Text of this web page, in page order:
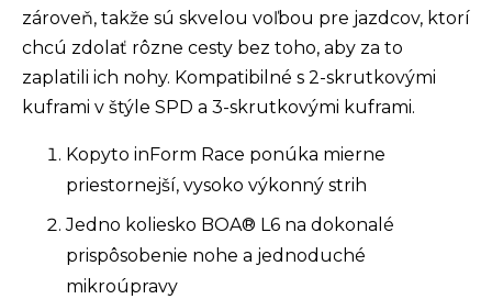
zároveň, takže sú skvelou voľbou pre jazdcov, ktorí
chcú zdolať rôzne cesty bez toho, aby za to
zaplatili ich nohy. Kompatibilné s 2-skrutkovými
kuframi v štýle SPD a 3-skrutkovými kuframi.
Kopyto inForm Race ponúka mierne
priestornejší, vysoko výkonný strih
Jedno koliesko BOA® L6 na dokonalé
prispôsobenie nohe a jednoduché
mikroúpravy